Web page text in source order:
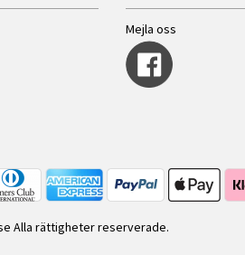
Mejla oss
Alla rättigheter reserverade.